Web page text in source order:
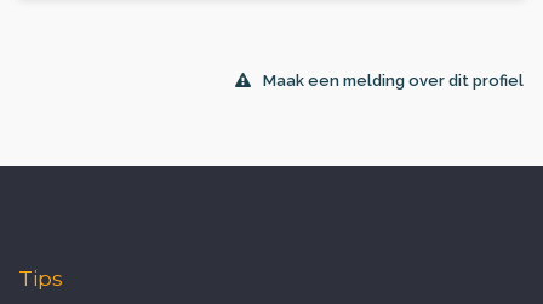
Maak een melding over dit profiel
Tips